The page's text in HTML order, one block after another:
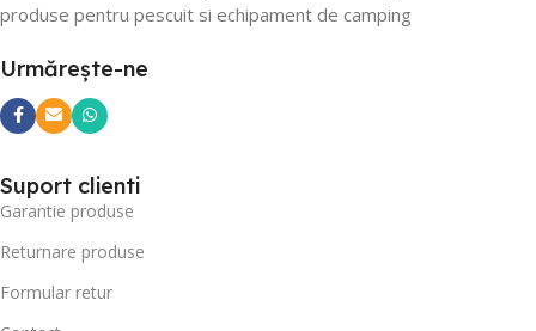
produse pentru pescuit si echipament de camping
Urmărește-ne
Suport clienti
Garantie produse
Returnare produse
Formular retur